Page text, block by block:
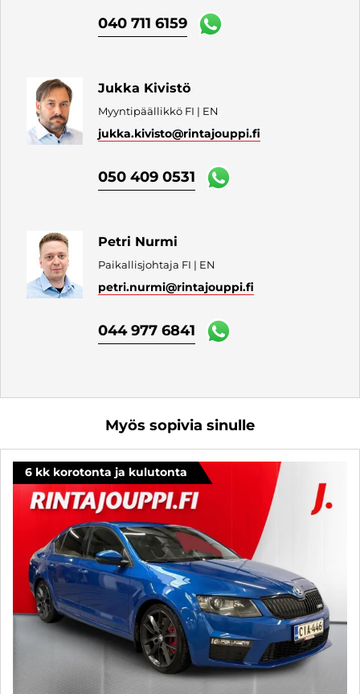
040 711 6159
Jukka Kivistö
Myyntipäällikkö FI | EN
jukka.kivisto@rintajouppi.fi
050 409 0531
Petri Nurmi
Paikallisjohtaja FI | EN
petri.nurmi@rintajouppi.fi
044 977 6841
Myös sopivia sinulle
6 kk korotonta ja kulutonta